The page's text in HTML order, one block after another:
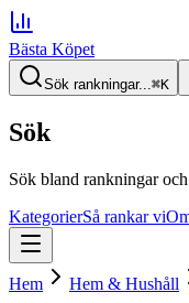
Bästa Köpet
Sök rankningar...⌘K
Sök
Sök bland rankningar
KategorierSå rankar vi
Hem Hem & Hushåll